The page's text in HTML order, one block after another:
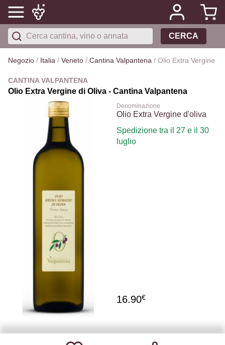
CERCA
Negozio / Italia / Veneto / Cantina Valpantena / Olio Extra Vergine
CANTINA VALPANTENA
Olio Extra Vergine di Oliva - Cantina Valpantena
Denominazione
Olio Extra Vergine d'oliva
Spedizione tra il 27 e il 30
luglio
16.90€